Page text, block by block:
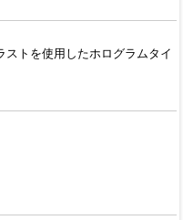
ストを使用したホログラムタイ